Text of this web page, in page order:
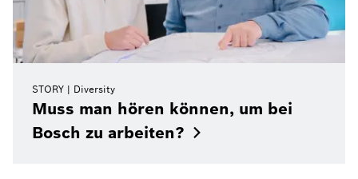
STORY Diversity
Muss man hören können, um bei
Bosch zu arbeiten?